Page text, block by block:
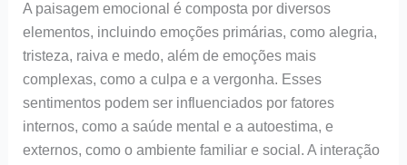
A paisagem emocional é composta por diversos
elementos, incluindo emoções primárias, como alegria,
tristeza, raiva e medo, além de emoções mais
complexas, como a culpa e a vergonha. Esses
sentimentos podem ser influenciados por fatores
internos, como a saúde mental e a autoestima, e
externos, como o ambiente familiar e social. A interação